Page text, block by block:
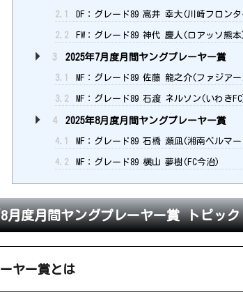
2.1 DF：グレード89 高井 幸大(川崎フロン
2.2 FW：グレード89 神代 慶人(ロアッソ熊本
3 2025年7月度月間ヤングプレーヤー賞
3.1 MF：グレード89 佐藤 龍之介(ファジア
3.2 MF：グレード89 石渡 ネルソン(いわき
4 2025年8月度月間ヤングプレーヤー賞
4.1 MF：グレード89 石橋 瀬凪(湘南ベルマー
4.2 MF：グレード89 横山 夢樹(FC今治)
月度月間ヤングプレーヤー賞 トピック
ヤー賞とは